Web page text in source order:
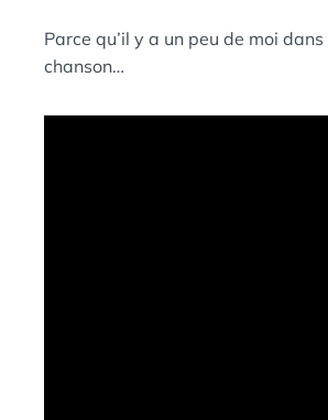
:
Ы
И
N
S
Parce qu’il y a un peu de moi
chanson…